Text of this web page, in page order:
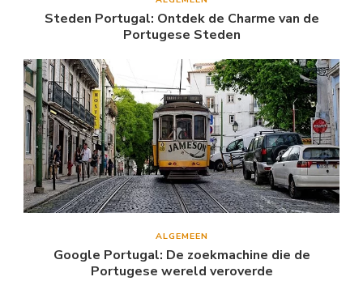
Steden Portugal: Ontdek de Charme van de
Portugese Steden
ALGEMEEN
Google Portugal: De zoekmachine die de
Portugese wereld veroverde